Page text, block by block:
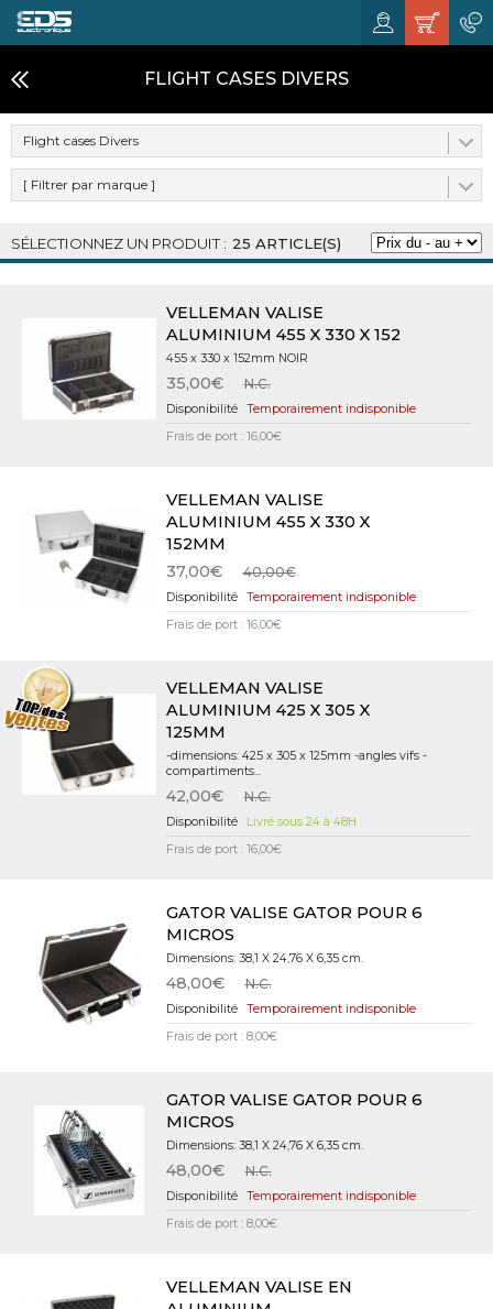
FLIGHT CASES DIVERS
Flight cases Divers
[ Filtrer par marque ]
25 ARTICLE(S)
VELLEMAN VALISE
ALUMINIUM 455 X 330 X 152
455 x 330 x 152mm NOIR
35,00€ N.C.
Temporairement indisponible
Frais de port : 16,00€
VELLEMAN VALISE
ALUMINIUM 455 X 330 X
152MM
37,00€
40,00€
Temporairement indisponible
Frais de port : 16,00€
VELLEMAN VALISE
ALUMINIUM 425 X 305 X
125MM
-dimensions: 425 x 305 x 125mm -angles vifs -
compartiments...
42,00€ N.C.
Livré sous 24 à 48H
Frais de port : 16,00€
GATOR VALISE GATOR POUR 6
MICROS
Dimensions: 38,1 X 24,76 X 6,35 cm.
48,00€ N.C.
Temporairement indisponible
Frais de port : 8,00€
GATOR VALISE GATOR POUR 6
MICROS
Dimensions: 38,1 X 24,76 X 6,35 cm.
48,00€ N.C.
Temporairement indisponible
Frais de port : 8,00€
VELLEMAN VALISE EN